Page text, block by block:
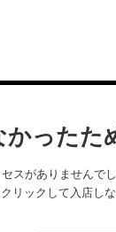
かったた
スがありませんで
リックして入店しな